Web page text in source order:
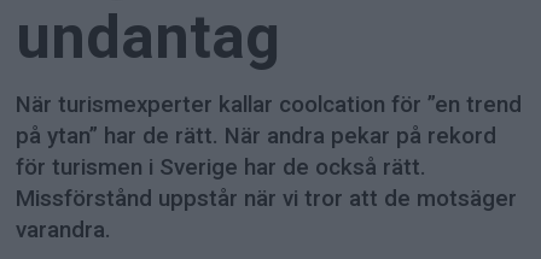
undantag
När turismexperter kallar coolcation för ”en trend
på ytan” har de rätt. När andra pekar på rekord
för turismen i Sverige har de också rätt.
Missförstånd uppstår när vi tror att de motsäger
varandra.